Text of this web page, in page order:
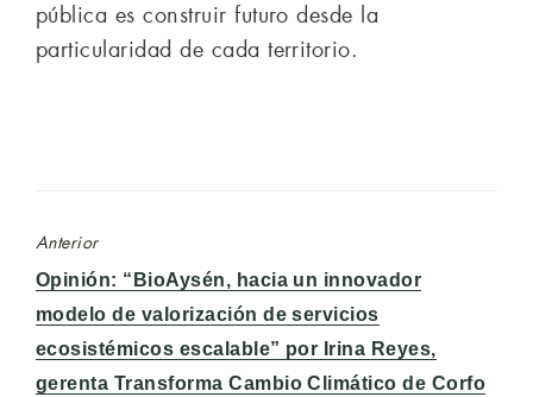
pública es construir futuro desde la
particularidad de cada territorio.
Anterior
Entrada
anterior:
Opinión: “BioAysén, hacia un innovador
modelo de valorización de servicios
ecosistémicos escalable” por Irina Reyes,
gerenta Transforma Cambio Climático de Corfo